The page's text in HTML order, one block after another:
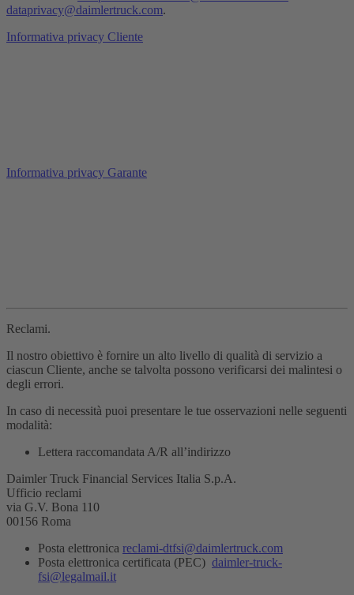
dataprivacy@daimlertruck.com.
Informativa privacy Cliente
Informativa privacy Garante
Reclami.
Il nostro obiettivo è fornire un alto livello di qualità di servizio a
ciascun Cliente, anche se talvolta possono verificarsi dei malintesi o
degli errori.
In caso di necessità puoi presentare le tue osservazioni nelle seguenti
modalità:
Lettera raccomandata A/R all’indirizzo
Daimler Truck Financial Services Italia S.p.A.
Ufficio reclami
via G.V. Bona 110
00156 Roma
Posta elettronica reclami-dtfsi@daimlertruck.com
Posta elettronica certificata (PEC) daimler-truck-
fsi@legalmail.it